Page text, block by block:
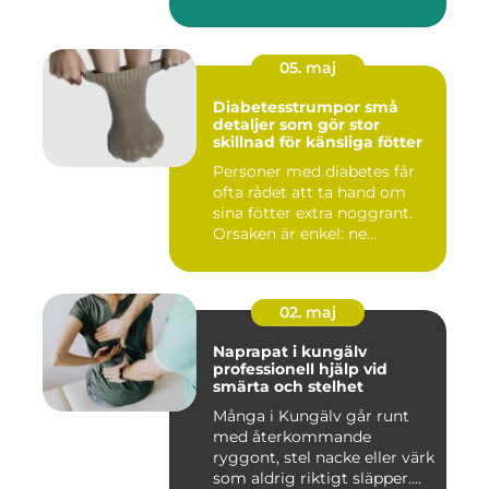
05. maj
Diabetesstrumpor små
detaljer som gör stor
skillnad för känsliga fötter
Personer med diabetes får
ofta rådet att ta hand om
sina fötter extra noggrant.
Orsaken är enkel: ne...
02. maj
Naprapat i kungälv
professionell hjälp vid
smärta och stelhet
Många i Kungälv går runt
med återkommande
ryggont, stel nacke eller värk
som aldrig riktigt släpper....